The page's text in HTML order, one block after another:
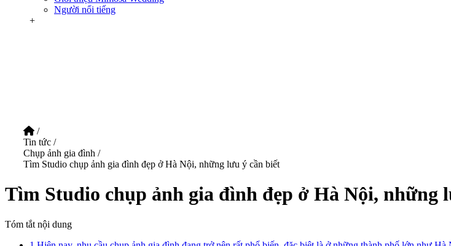
Người nổi tiếng
+
/
Tin tức /
Chụp ảnh gia đình /
Tìm Studio chụp ảnh gia đình đẹp ở Hà Nội, những lưu ý cần biết
Tìm Studio chụp ảnh gia đình đẹp ở Hà Nội, những
Tóm tắt nội dung